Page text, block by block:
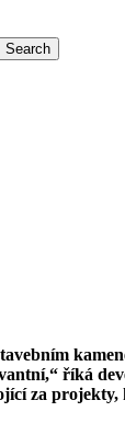
Search
říká
za projekty,